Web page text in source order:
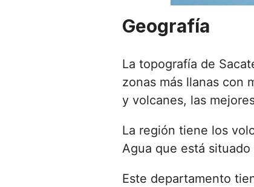
Geografía
La topografía de
zonas más llanas con
y volcanes, las
La región tiene los
Agua que está
Este departamento